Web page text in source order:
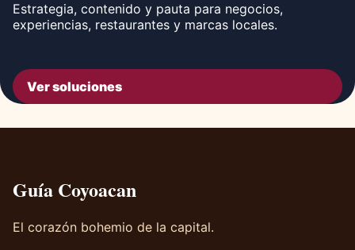
Estrategia, contenido y pauta para negocios,
experiencias, restaurantes y marcas locales.
Ver soluciones
Guía Coyoacan
El corazón bohemio de la capital.